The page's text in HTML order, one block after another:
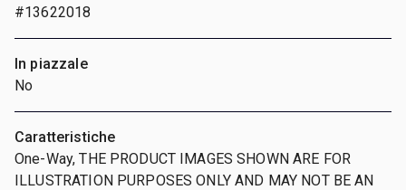
#13622018
In piazzale
No
Caratteristiche
One-Way, THE PRODUCT IMAGES SHOWN ARE FOR
ILLUSTRATION PURPOSES ONLY AND MAY NOT BE AN